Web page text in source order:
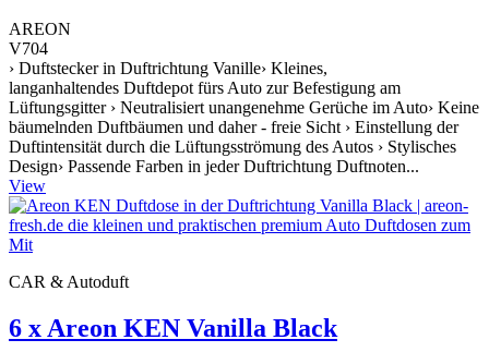
AREON
V704
› Duftstecker in Duftrichtung Vanille› Kleines,
langanhaltendes Duftdepot fürs Auto zur Befestigung am
Lüftungsgitter › Neutralisiert unangenehme Gerüche im Auto› Keine
bäumelnden Duftbäumen und daher - freie Sicht › Einstellung der
Duftintensität durch die Lüftungsströmung des Autos › Stylisches
Design› Passende Farben in jeder Duftrichtung Duftnoten...
View
CAR & Autoduft
6 x Areon KEN Vanilla Black